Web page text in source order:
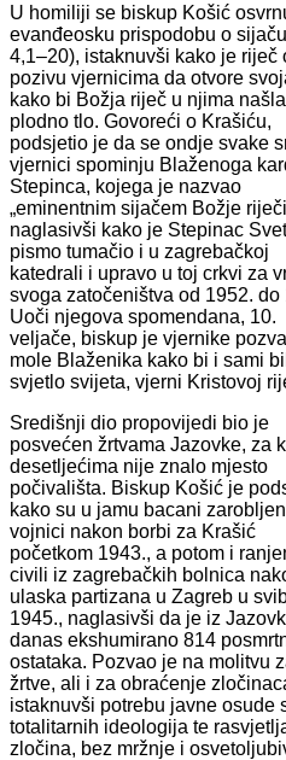
U homiliji se biskup Košić
evanđeosku prispodobu o
4,1–20), istaknuvši kako je riječ
pozivu vjernicima da otvore
kako bi Božja riječ u njima našla
plodno tlo. Govoreći o Krašiću,
podsjetio je da se ondje svake
vjernici spominju Blaženoga
Stepinca, kojega je nazvao
„eminentnim sijačem Božje
naglasivši kako je Stepinac
pismo tumačio i u zagrebačkoj
katedrali i upravo u toj crkvi za
svoga zatočeništva od 1952. do
Uoči njegova spomendana, 10.
veljače, biskup je vjernike
mole Blaženika kako bi i sami
svjetlo svijeta, vjerni Kristovoj
Središnji dio propovijedi bio je
posvećen žrtvama Jazovke, za
desetljećima nije znalo mjesto
počivališta. Biskup Košić je
kako su u jamu bacani
vojnici nakon borbi za Krašić
početkom 1943., a potom i
civili iz zagrebačkih bolnica
ulaska partizana u Zagreb u
1945., naglasivši da je iz
danas ekshumirano 814
ostataka. Pozvao je na molitvu
žrtve, ali i za obraćenje
istaknuvši potrebu javne osude
totalitarnih ideologija te
zločina, bez mržnje i